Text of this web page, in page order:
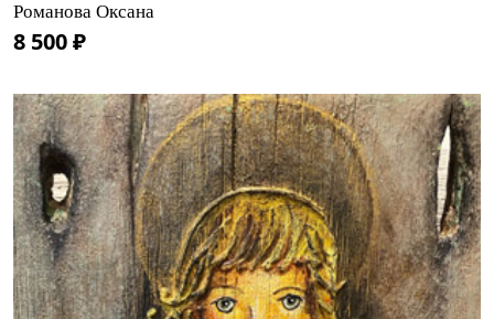
Романова Оксана
8 500 ₽